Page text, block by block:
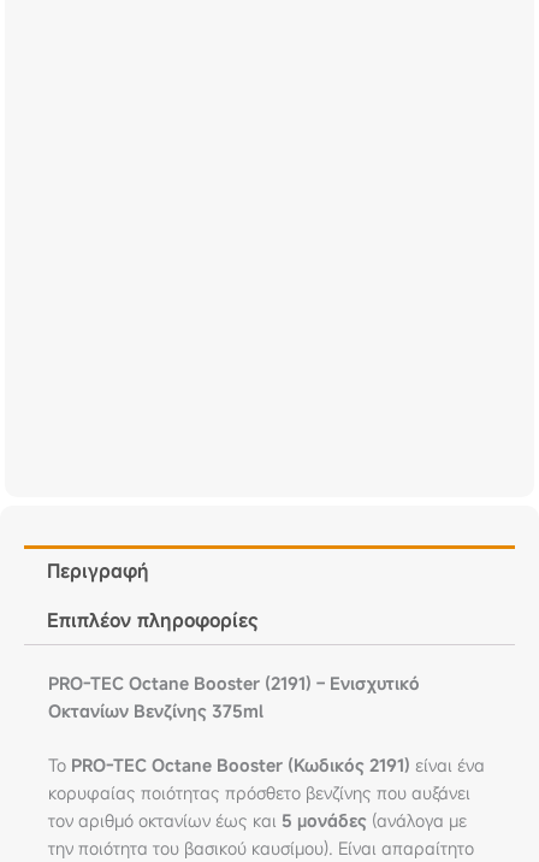
Περιγραφή
Επιπλέον πληροφορίες
PRO-TEC Octane Booster (2191) – Ενισχυτικό
Οκτανίων Βενζίνης 375ml
Το PRO-TEC Octane Booster (Κωδικός 2191) είναι ένα
κορυφαίας ποιότητας πρόσθετο βενζίνης που αυξάνει
τον αριθμό οκτανίων έως και 5 μονάδες (ανάλογα με
την ποιότητα του βασικού καυσίμου). Είναι απαραίτητο